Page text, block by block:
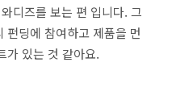
디즈를 보는 편 입니다. 그
펀딩에 참여하고 제품을 먼
가 있는 것 같아요.